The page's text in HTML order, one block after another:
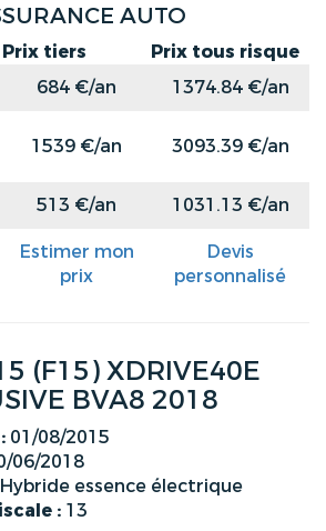
AUTO
Prix tiers
Prix tous risque
684 €/an
1374.84 €/an
1539 €/an 3093.39 €/an
513 €/an 1031.13 €/an
Estimer mon
prix
Devis
personnalisé
(F15) XDRIVE40E
BVA8 2018
01/08/2015
06/2018
Hybride essence électrique
: 13